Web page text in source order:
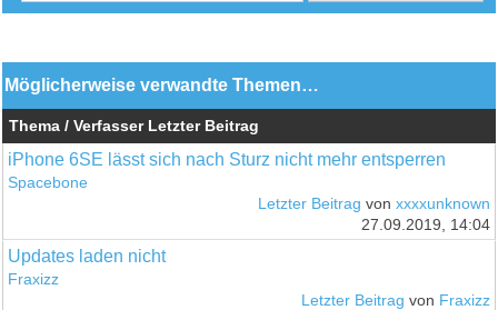
Möglicherweise verwandte Themen…
Thema / Verfasser Letzter Beitrag
iPhone 6SE lässt sich nach Sturz nicht mehr entsperren
Spacebone
Letzter Beitrag von xxxxunknown
27.09.2019, 14:04
Updates laden nicht
Fraxizz
Letzter Beitrag von Fraxizz